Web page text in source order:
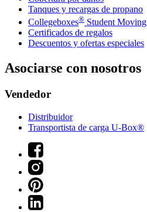
Tanques y recargas de propano
Collegeboxes® Student Moving
Certificados de regalos
Descuentos y ofertas especiales
Asociarse con nosotros
Vendedor
Distribuidor
Transportista de carga U-Box®